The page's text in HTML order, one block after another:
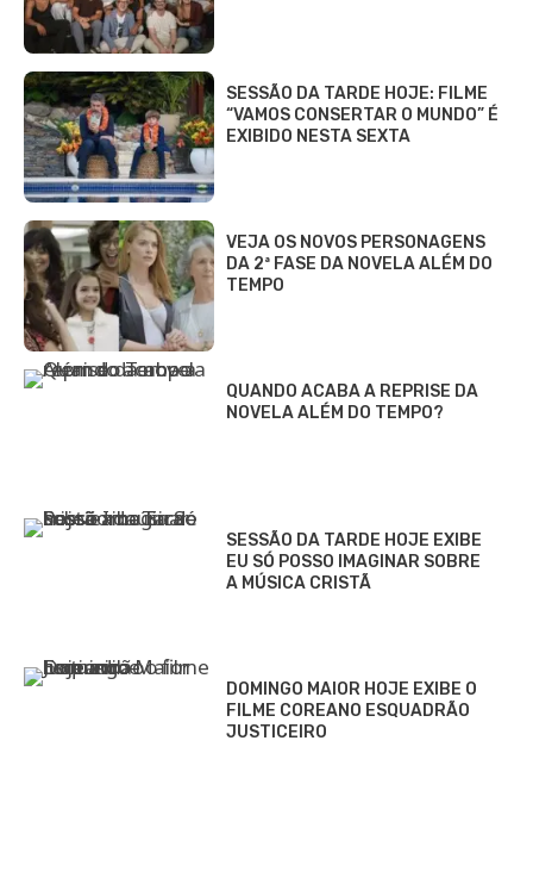
SESSÃO DA TARDE HOJE: FILME
“VAMOS CONSERTAR O MUNDO” É
EXIBIDO NESTA SEXTA
VEJA OS NOVOS PERSONAGENS
DA 2ª FASE DA NOVELA ALÉM DO
TEMPO
QUANDO ACABA A REPRISE DA
NOVELA ALÉM DO TEMPO?
SESSÃO DA TARDE HOJE EXIBE
EU SÓ POSSO IMAGINAR SOBRE
A MÚSICA CRISTÃ
DOMINGO MAIOR HOJE EXIBE O
FILME COREANO ESQUADRÃO
JUSTICEIRO